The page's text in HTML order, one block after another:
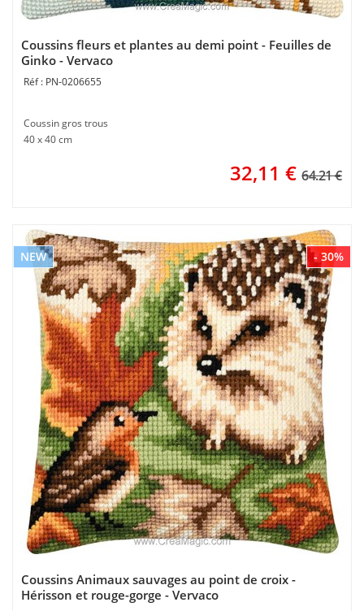
Coussins fleurs et plantes au demi point - Feuilles de
Ginko - Vervaco
PN-0206655
Coussin gros trous
40 x 40 cm
32,11 € 64.21 €
- 30%
NEW
Coussins Animaux sauvages au point de croix -
Hérisson et rouge-gorge - Vervaco